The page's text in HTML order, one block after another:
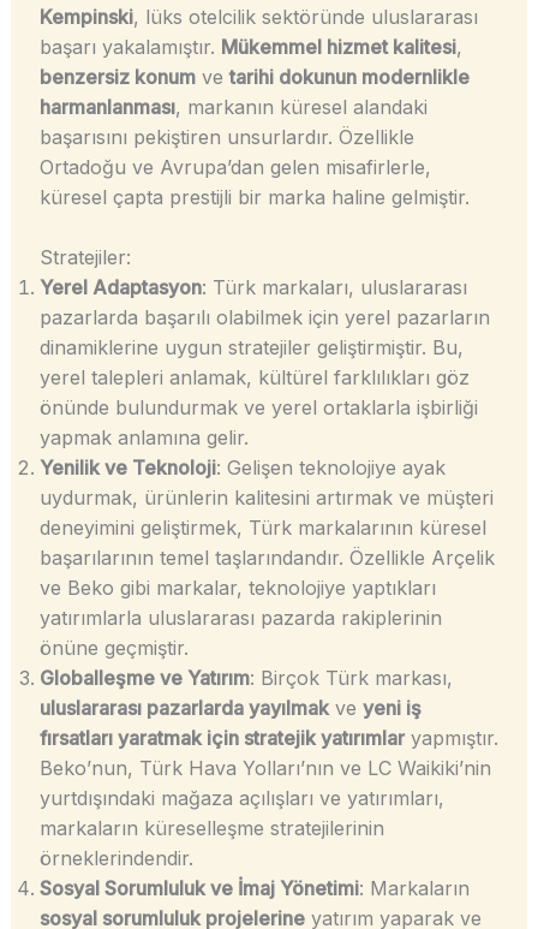
Kempinski, lüks otelcilik sektöründe uluslararası
başarı yakalamıştır. Mükemmel hizmet kalitesi,
benzersiz konumvetarihi dokunun modernlikle
harmanlanması, markanın küresel alandaki
başarısını pekiştiren unsurlardır. Özellikle
Ortadoğu ve Avrupa’dan gelen misafirlerle,
küresel çapta prestijli bir marka haline gelmiştir.
Stratejiler:
Yerel Adaptasyon: Türk markaları, uluslararası
pazarlarda başarılı olabilmek için yerel pazarların
dinamiklerine uygun stratejiler geliştirmiştir. Bu,
yerel talepleri anlamak, kültürel farklılıkları göz
önünde bulundurmak ve yerel ortaklarla işbirliği
yapmak anlamına gelir.
Yenilik ve Teknoloji: Gelişen teknolojiye ayak
uydurmak, ürünlerin kalitesini artırmak ve müşteri
deneyimini geliştirmek, Türk markalarının küresel
başarılarının temel taşlarındandır. Özellikle Arçelik
ve Beko gibi markalar, teknolojiye yaptıkları
yatırımlarla uluslararası pazarda rakiplerinin
önüne geçmiştir.
Globalleşme ve Yatırım: Birçok Türk markası,
uluslararası pazarlarda yayılmakve yeni iş
fırsatları yaratmak için stratejik yatırımlaryapmıştır.
Beko’nun, Türk Hava Yolları’nın ve LC Waikiki’nin
yurtdışındaki mağaza açılışları ve yatırımları,
markaların küreselleşme stratejilerinin
örneklerindendir.
Sosyal Sorumluluk ve İmaj Yönetimi: Markaların
sosyal sorumluluk projelerineyatırım yaparak ve